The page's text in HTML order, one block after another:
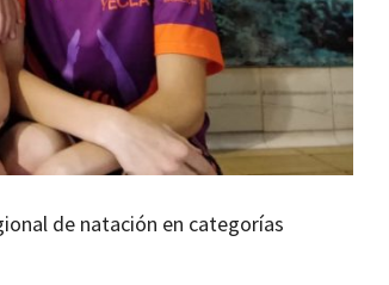
de natación en categorías